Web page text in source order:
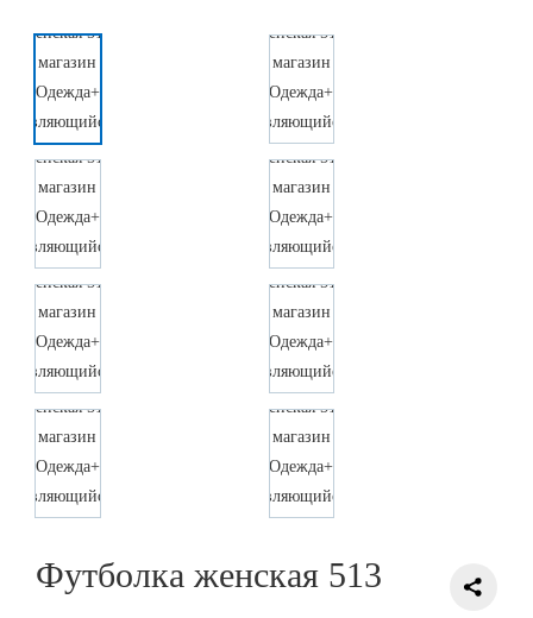
Футболка женская 513